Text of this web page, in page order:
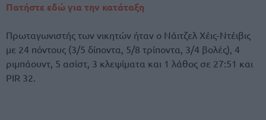
Πατήστε εδώ για την κατάταξη
Πρωταγωνιστής των νικητών ήταν ο Νάιτζελ Χέις-Ντέιβις
με 24 πόντους (3/5 δίποντα, 5/8 τρίποντα, 3/4 βολές), 4
ριμπάουντ, 5 ασίστ, 3 κλεψίματα και 1 λάθος σε 27:51 και
PIR 32.